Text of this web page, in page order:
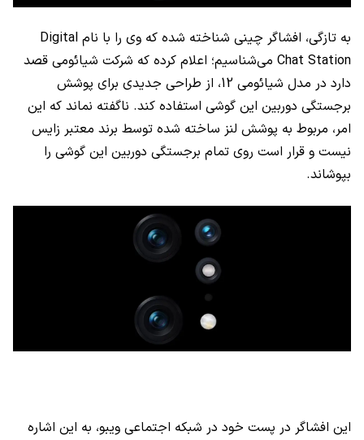
به تازگی، افشاگر چینی شناخته شده که وی را با نام Digital
Chat Station می‌شناسیم؛ اعلام کرده که شرکت شیائومی قصد
دارد در مدل شیائومی 12، از طراحی جدیدی برای پوشش
برجستگی دوربین این گوشی استفاده کند. ناگفته نماند که این
امر، مربوط به پوشش لنز ساخته شده توسط برند معتبر زایس
نیست و قرار است روی تمام برجستگی دوربین این گوشی را
بپوشاند.
این افشاگر در پست خود در شبکه اجتماعی ویبو، به این اشاره